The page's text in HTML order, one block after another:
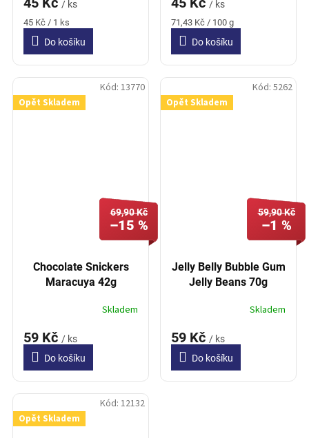
/ ks
Měrná
cena:
45 Kč / 1 ks
Do košíku
/ ks
Měrná
cena:
71,43 Kč / 100 g
Do košíku
Opět Skladem
69,90 Kč
–15 %
Chocolate Snickers
Maracuya 42g
Skladem
59 Kč / ks
Do košíku
Kód: 13770
Opět Skladem
59,90 Kč
–1 %
Jelly Belly Bubble Gum
Jelly Beans 70g
Skladem
59 Kč / ks
Do košíku
Kód: 5262
Opět Skladem
Kód: 12132